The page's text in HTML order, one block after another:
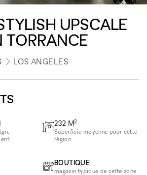
UPSCALE
TORRANCE
LOS ANGELES
232 M2
Superficie moyenne pour cette
région
BOUTIQUE
magasin typique de cette zone